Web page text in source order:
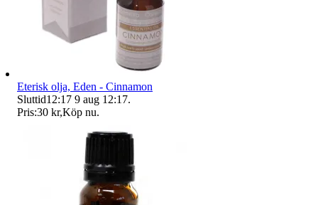
Eterisk olja, Eden - Cinnamon
Sluttid12:17 9 aug 12:17.
Pris:30 kr,Köp nu.